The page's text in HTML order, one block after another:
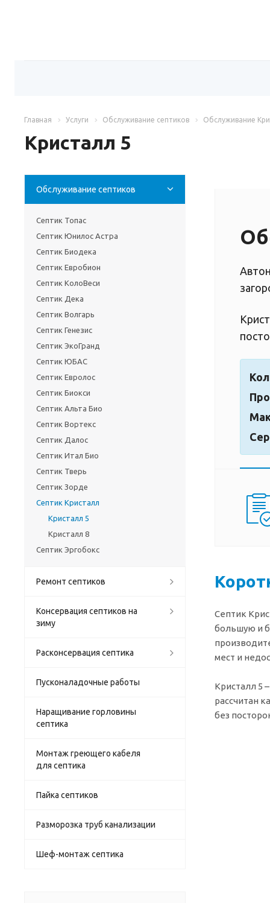
Главная Услуги Обслуживание септиков Обслуживание
Кристалл 5
Септик
большую и
мест и
Кристалл 5
рассчитан
без
Обслуживание септиков
Септик Топас
Септик Юнилос Астра
Септик Биодека
Септик Евробион
Септик КолоВеси
Септик Дека
Септик Волгарь
Септик Генезис
Септик ЭкоГранд
Септик ЮБАС
Септик Евролос
Септик Биокси
Септик Альта Био
Септик Вортекс
Септик Далос
Септик Итал Био
Септик Тверь
Септик Зорде
Септик Кристалл
Кристалл 5
Кристалл 8
Септик Эргобокс
Ремонт септиков
Консервация септиков на
зиму
Расконсервация септика
Пусконаладочные работы
Наращивание горловины
септика
Монтаж греющего кабеля
для септика
Пайка септиков
Разморозка труб канализации
Шеф-монтаж септика